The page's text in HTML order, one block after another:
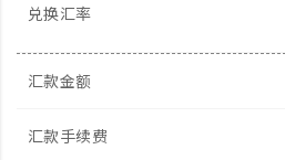
兑换汇率
汇款金额
汇款手续费